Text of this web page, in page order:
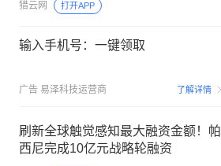
猎云网 打开APP
输入手机号：一键领取
广告 易泽科技运营商 了解详情
刷新全球触觉感知最大融资金额！帕
西尼完成10亿元战略轮融资